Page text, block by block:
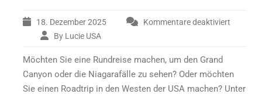
18. Dezember 2025
Kommentare deaktiviert
ESTA-
Bedingungen
für
By Lucie USA
Möchten Sie eine Rundreise machen, um den Grand
Canyon oder die Niagarafälle zu sehen? Oder möchten
Sie einen Roadtrip in den Westen der USA machen? Unter